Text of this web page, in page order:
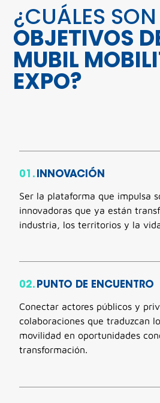
¿CUÁLES
OBJETIVOS
MUBIL
EXPO?
01.INNOVACIÓN
Ser la plataforma que impulsa
innovadoras que ya están
industria, los territorios y la
02.PUNTO DE ENCUENTRO
Conectar actores públicos y
colaboraciones que traduzcan
movilidad en oportunidades
transformación.